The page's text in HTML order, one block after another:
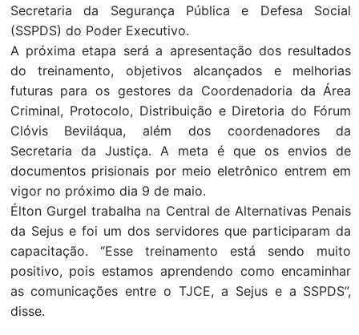
Secretaria da Segurança Pública e Defesa Social
(SSPDS) do Poder Executivo.
A próxima etapa será a apresentação dos resultados
do treinamento, objetivos alcançados e melhorias
futuras para os gestores da Coordenadoria da Área
Criminal, Protocolo, Distribuição e Diretoria do Fórum
Clóvis Beviláqua, além dos coordenadores da
Secretaria da Justiça. A meta é que os envios de
documentos prisionais por meio eletrônico entrem em
vigor no próximo dia 9 de maio.
Élton Gurgel trabalha na Central de Alternativas Penais
da Sejus e foi um dos servidores que participaram da
capacitação. “Esse treinamento está sendo muito
positivo, pois estamos aprendendo como encaminhar
as comunicações entre o TJCE, a Sejus e a SSPDS”,
disse.